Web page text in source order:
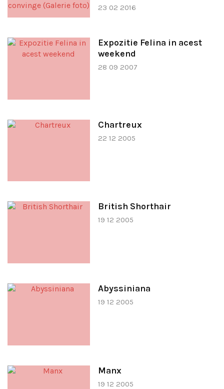
23 02 2016
Expozitie Felina in acest
weekend
28 09 2007
Chartreux
22 12 2005
British Shorthair
19 12 2005
Abyssiniana
19 12 2005
Manx
19 12 2005